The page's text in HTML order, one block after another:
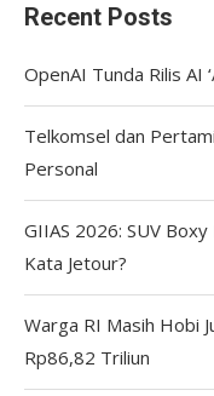
Recent Posts
OpenAI Tunda Rilis AI
Telkomsel dan
Personal
GIIAS 2026: SUV
Kata Jetour?
Warga RI Masih Hobi
Rp86,82 Triliun